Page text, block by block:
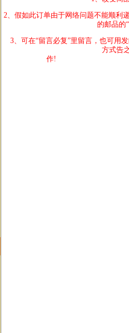
2、假如此订单由于
的邮品的
3、可在“留言必复”
方式告
作!